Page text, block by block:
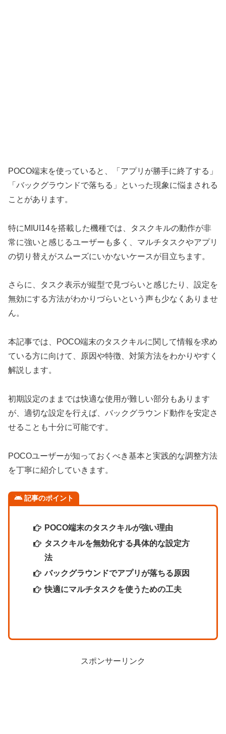
POCO端末を使っていると、「アプリが勝手に終了する」
「バックグラウンドで落ちる」といった現象に悩まされる
ことがあります。
特にMIUI14を搭載した機種では、タスクキルの動作が非
常に強いと感じるユーザーも多く、マルチタスクやアプリ
の切り替えがスムーズにいかないケースが目立ちます。
さらに、タスク表示が縦型で見づらいと感じたり、設定を
無効にする方法がわかりづらいという声も少なくありませ
ん。
本記事では、POCO端末のタスクキルに関して情報を求め
ている方に向けて、原因や特徴、対策方法をわかりやすく
解説します。
初期設定のままでは快適な使用が難しい部分もあります
が、適切な設定を行えば、バックグラウンド動作を安定さ
せることも十分に可能です。
POCOユーザーが知っておくべき基本と実践的な調整方法
を丁寧に紹介していきます。
記事のポイント
POCO端末のタスクキルが強い理由
タスクキルを無効化する具体的な設定方
法
バックグラウンドでアプリが落ちる原因
快適にマルチタスクを使うための工夫
スポンサーリンク